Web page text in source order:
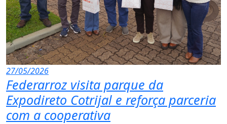
27/05/2026
Federarroz visita parque da
Expodireto Cotrijal e reforça parceria
com a cooperativa